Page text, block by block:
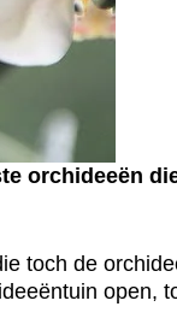
orchideeën
toch de
open,